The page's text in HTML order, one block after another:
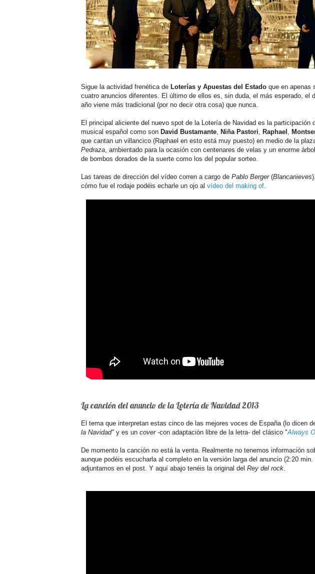
Sigue la actividad frenética de Loterías y Apuestas del Estado que en apenas
cuatro anuncios diferentes. El último de ellos es, sin duda, el más esperado, el
año viene más tradicional (por no decir otra cosa) que nunca.
El principal aliciente del nuevo spot de la Lotería de Navidad es la participación
musical español como son David Bustamante, Niña Pastori, Raphael ,
que cantan un villancico (Raphael en esto está muy puesto) en medio de la
Pedraza, ambientado para la ocasión con centenares de velas y un enorme
de bombos dorados de la suerte como los del popular sorteo.
Las tareas de dirección del vídeo corren a cargo de Pablo Berger(Blancanieves
cómo fue el rodaje podéis echarle un ojo al vídeo del making of.
La canción del anuncio de la Lotería de Navidad 2013
El tema que interpretan estas cinco de las mejores voces de España (lo dicen
la Navidad" y es un cover-con adaptación libre de la letra- del clásico "Always
De momento la canción no está la venta. Realmente no tenemos información
aunque podéis escucharla al completo en la versión larga del anuncio (2:20 min.
adjuntamos en el post. Y aquí abajo tenéis la original del Rey del rock.